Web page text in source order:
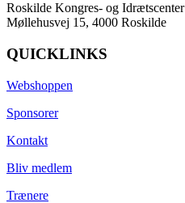
Roskilde Kongres- og Idrætscenter
Møllehusvej 15, 4000 Roskilde
QUICKLINKS
Webshoppen
Sponsorer
Kontakt
Bliv medlem
Trænere